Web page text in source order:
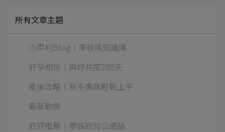
所有文章主題
六甲村Blog｜準爸媽知識庫
好孕相伴｜與妳共度280天
產後攻略｜新手媽咪輕鬆上手
最新動態
好評推薦｜學姊說句公道話